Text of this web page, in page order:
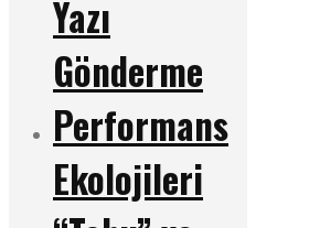
Yazı
Gönderme
Performans
Ekolojileri